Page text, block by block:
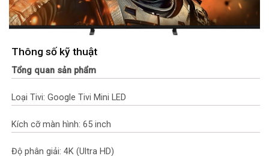
Thông số kỹ thuật
Tổng quan sản phẩm
Loại Tivi: Google Tivi Mini LED
Kích cỡ màn hình: 65 inch
Độ phân giải: 4K (Ultra HD)